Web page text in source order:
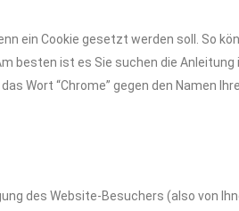
ein Cookie gesetzt werden soll. So
besten ist es Sie suchen die Anleitung
Wort “Chrome” gegen den Namen
des Website-Besuchers (also von